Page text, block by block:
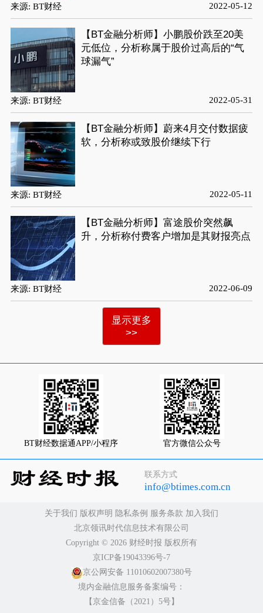
来源: BT财经 2022-05-12
【BT金融分析师】小鹏股价跌至20美
元低位，分析称属于股价过高后的“气
球漏气”
来源: BT财经 2022-05-31
【BT金融分析师】蔚来4月交付数据疲
软，分析称或致股价继续下行
来源: BT财经 2022-05-11
【BT金融分析师】富途股价突然飙
升，分析称付费客户增加是其财报亮点
来源: BT财经 2022-06-09
显示更多
>>
BT财经数据通APP/小程序 官方微信公众号
联系方式
info@btimes.com.cn
关于我们 版权声明 隐私条例 服务条款 加入我们
北京领讯时代信息技术有限公司
Copyright ©️ 2026 财经时报 版权所有
京ICP备19043396号-7
京公网安备 11010602007380号
境内金融信息服务备案编号：
【京金信备（2021）5号】